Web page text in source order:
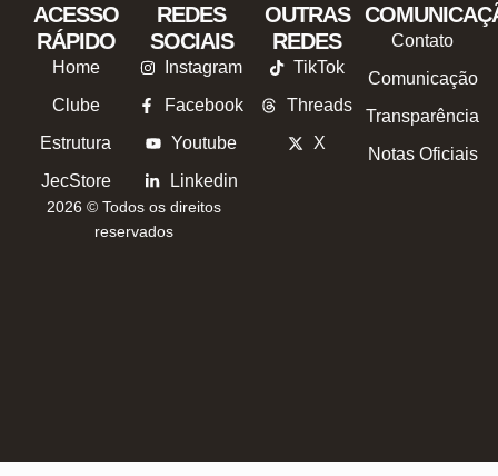
ACESSO
RÁPIDO
Home
Clube
Estrutura
JecStore
REDES
SOCIAIS
Instagram
Facebook
Youtube
Linkedin
OUTRAS
REDES
TikTok
Threads
X
Contato
Comunicação
Transparência
Notas Oficiais
2026 © Todos os direitos
reservados